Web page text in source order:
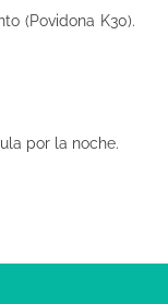
(Povidona K30).
por la noche.